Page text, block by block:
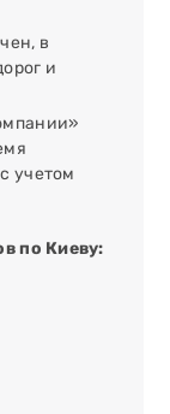
в
и
учетом
по Киеву: